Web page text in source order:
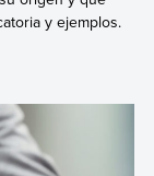
y ejemplos.